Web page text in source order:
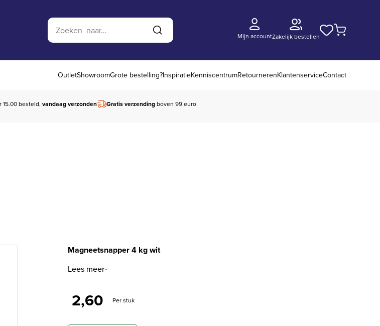
Zoek op website
Zoeken
Mijn accountZakelijk bestellen
OutletShowroomGrote bestelling?InspiratieKenniscentrumRetournerenKlantenserviceContact
15.00 besteld, vandaag verzonden Gratis verzendingboven 99 euro
Magneetsnapper 4 kg wit
Lees meer
2,60 Per stuk